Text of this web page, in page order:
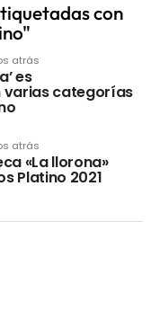
con
atrás
es
varias categorías
atrás
«La llorona»
Platino 2021